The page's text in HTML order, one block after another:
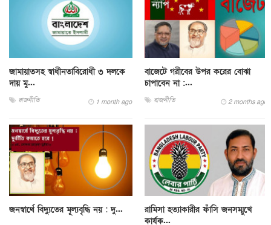
জামায়াতসহ স্বাধীনতাবিরোধী ৩ দলকে
দায় মু...
রাজনীতি 1 month ago
বাজেটে গরীবের উপর করের বোঝা
চাপাবেন না :...
রাজনীতি 2 months ago
জনস্বার্থে বিদ্যুতের মূল্যবৃদ্ধি নয় : দু...
রামিসা হত্যাকারীর ফাঁসি জনসম্মুখে
কার্যক...